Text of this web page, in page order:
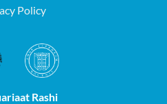
Policy
Rashi